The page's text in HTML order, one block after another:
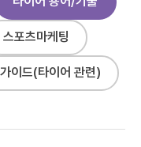
스포츠마케팅
이드(타이어 관련)